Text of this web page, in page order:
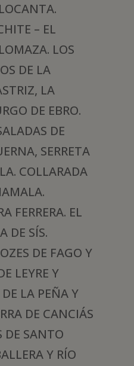
– EL
LOS
DE LA
LA
DE EBRO.
DE
SERRETA
COLLARADA
FERRERA. EL
DE SÍS.
DE FAGO Y
LEYRE Y
LA PEÑA Y
DE CANCIÁS
DE SANTO
Y RÍO